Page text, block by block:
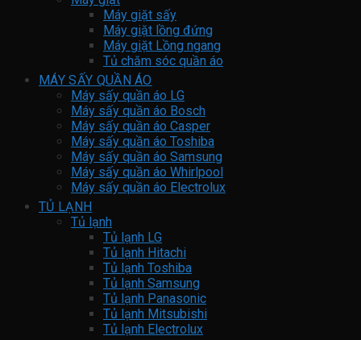
Máy giặt sấy
Máy giặt lồng đứng
Máy giặt Lồng ngang
Tủ chăm sóc quần áo
MÁY SẤY QUẦN ÁO
Máy sấy quần áo LG
Máy sấy quần áo Bosch
Máy sấy quần áo Casper
Máy sấy quần áo Toshiba
Máy sấy quần áo Samsung
Máy sấy quần áo Whirlpool
Máy sấy quần áo Electrolux
TỦ LẠNH
Tủ lạnh
Tủ lạnh LG
Tủ lạnh Hitachi
Tủ lạnh Toshiba
Tủ lạnh Samsung
Tủ lạnh Panasonic
Tủ lạnh Mitsubishi
Tủ lạnh Electrolux